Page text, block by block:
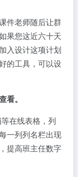
件老师随后让群
果您这近六十天
入设计这项计划
的工具，可以设
看。
在线表格，列
一列列名栏出现
提高班主任数字